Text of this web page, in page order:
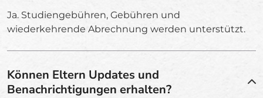
Ja. Studiengebühren, Gebühren und
wiederkehrende Abrechnung werden unterstützt.
Können Eltern Updates und
Benachrichtigungen erhalten?